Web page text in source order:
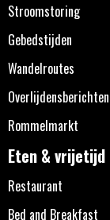
Stroomstoring
Gebedstijden
Wandelroutes
Overlijdensberichten
Rommelmarkt
Eten & vrijetijd
Restaurant
Bed and Breakfast